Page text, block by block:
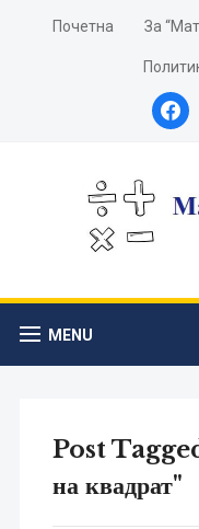
Почетна За
MENU
Post
на квадрат"